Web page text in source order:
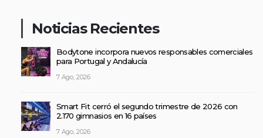
Noticias Recientes
Bodytone incorpora nuevos responsables comerciales
para Portugal y Andalucía
7 Ago, 2026
Smart Fit cerró el segundo trimestre de 2026 con
2.170 gimnasios en 16 países
7 Ago, 2026